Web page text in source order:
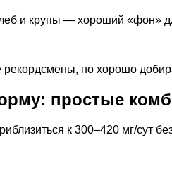
и крупы — хороший «фон»
но хорошо
простые
к 300–420 мг/сут